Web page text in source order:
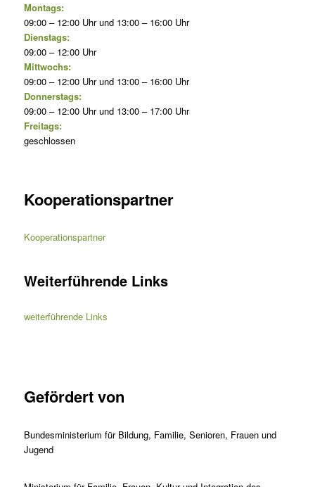
Montags:
09:00 – 12:00 Uhr und 13:00 – 16:00 Uhr
Dienstags:
09:00 – 12:00 Uhr
Mittwochs:
09:00 – 12:00 Uhr und 13:00 – 16:00 Uhr
Donnerstags:
09:00 – 12:00 Uhr und 13:00 – 17:00 Uhr
Freitags:
geschlossen
Kooperationspartner
Kooperationspartner
Weiterführende Links
weiterführende Links
Gefördert von
Bundesministerium für Bildung, Familie, Senioren, Frauen und
Jugend